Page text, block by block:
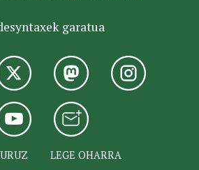
garatua
LEGE OHARRA